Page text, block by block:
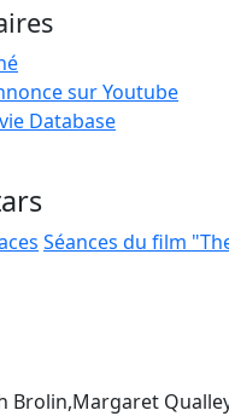
sur Youtube
Database
Séances du film
Brolin,Margaret